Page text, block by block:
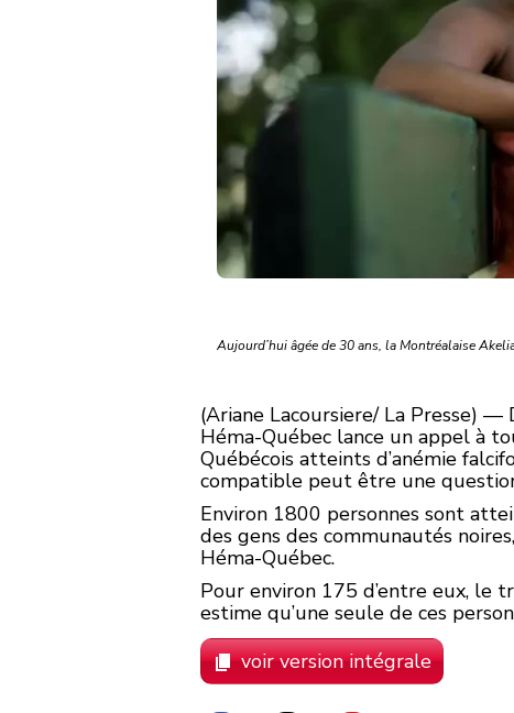
Aujourd’hui âgée de 30 ans, la Montréalaise
(Ariane Lacoursiere/ La Presse) —
Héma-Québec lance un appel à
Québécois atteints d’anémie
compatible peut être une
Environ 1800 personnes sont
des gens des communautés
Héma-Québec.
Pour environ 175 d’entre eux, le
estime qu’une seule de ces
voir version intégrale